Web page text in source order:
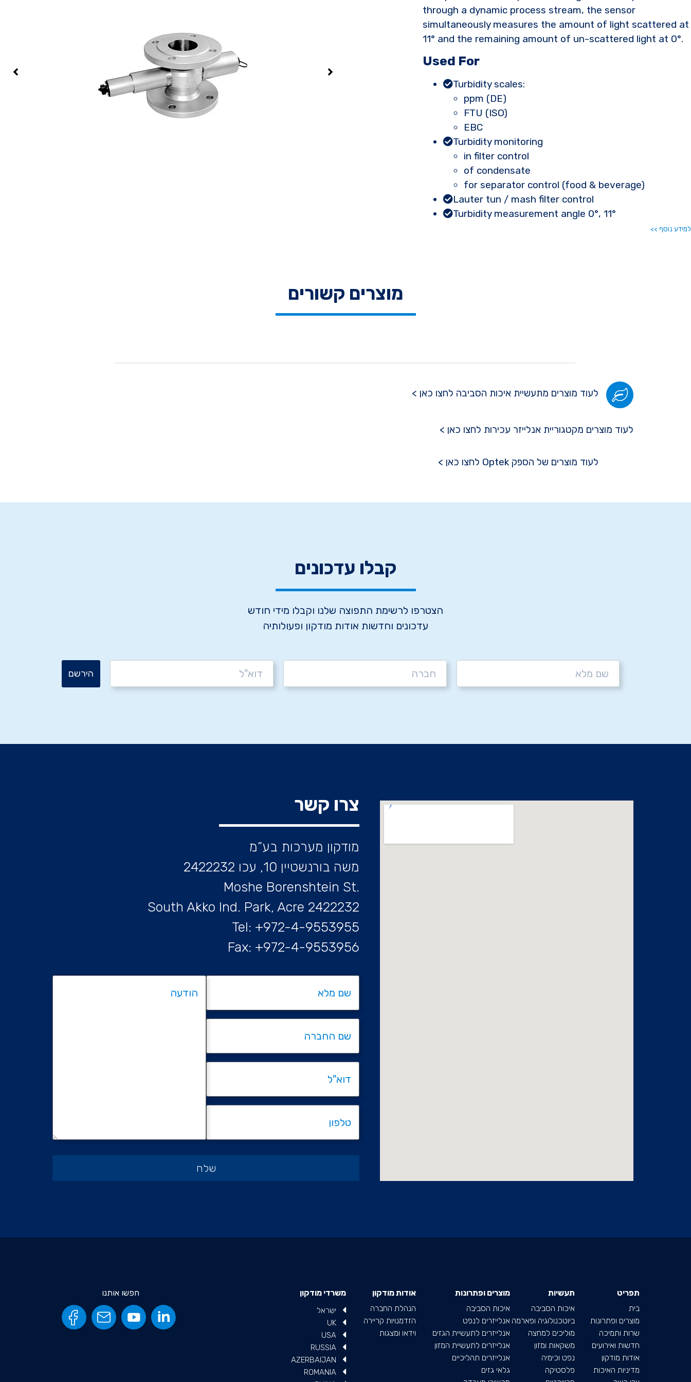
through a dynamic process stream, the sensor
simultaneously measures the amount of light scattered at
11° and the remaining amount of un-scattered light at 0°.
Used For
Turbidity scales:
ppm (DE)
FTU (ISO)
EBC
Turbidity monitoring
in filter control
of condensate
for separator control (food & beverage)
Lauter tun / mash filter control
Turbidity measurement angle 0°, 11°
למידע נוסף >>
מוצרים קשורים
לעוד מוצרים מתעשיית איכות הסביבה לחצו כאן >
לעוד מוצרים מקטגוריית אנלייזר עכירות לחצו כאן >
לעוד מוצרים של הספק Optek לחצו כאן >
קבלו עדכונים
הצטרפו לרשימת התפוצה שלנו וקבלו מידי חודש
עדכונים וחדשות אודות מודקון ופעולותיה
צרו קשר
מודקון מערכות בע”מ
משה בורנשטיין 10, עכו 2422232
.Moshe Borenshtein St
South Akko Ind. Park, Acre 2422232
Tel: +972-4-9553955
Fax: +972-4-9553956
תפריט
בית
מוצרים ופתרונות
שרות ותמיכה
חדשות ואירועים
אודות מודקון
מדיניות האיכות
תעשיות
איכות הסביבה
ביוטכנולוגיה ופארמה
מוליכים למחצה
משקאות ומזון
נפט וכימיה
פלסטיקה
מוצרים ופתרונות
איכות הסביבה
אנלייזרים לנפט
אנלייזרים לתעשיית הגזים
אנלייזרים לתעשיית המזון
אנלייזרים תהליכיים
גלאי גזים
אודות מודקון
הנהלת החברה
הזדמנויות קריירה
וידאו ומצגות
משרדי מודקון
ישראל
UK
USA
RUSSIA
AZERBAIJAN
ROMANIA
חפשו אותנו